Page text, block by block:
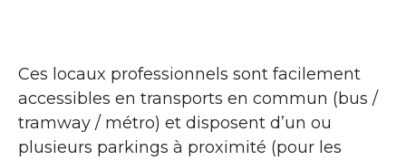
Ces locaux professionnels sont facilement
accessibles en transports en commun (bus /
tramway / métro) et disposent d’un ou
plusieurs parkings à proximité (pour les